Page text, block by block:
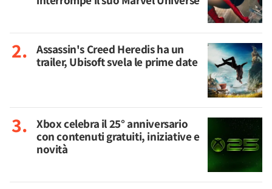
Assassin's Creed Heredis ha un
trailer, Ubisoft svela le prime date
Xbox celebra il 25° anniversario
con contenuti gratuiti, iniziative e
novità